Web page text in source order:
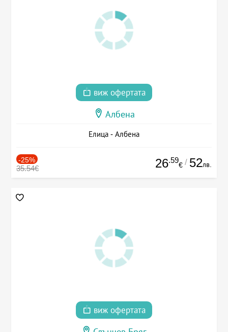
виж офертата
Албена
Елица - Албена
-25%
35.54€ 26.59
€ / 52лв.
виж офертата